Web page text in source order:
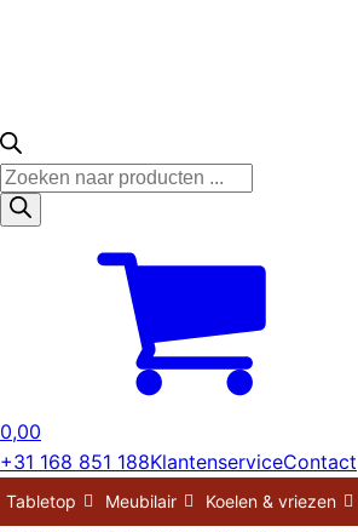
Producten
zoeken
0,00
+31 168 851 188KlantenserviceContact
Tabletop Meubilair Koelen & vriezen